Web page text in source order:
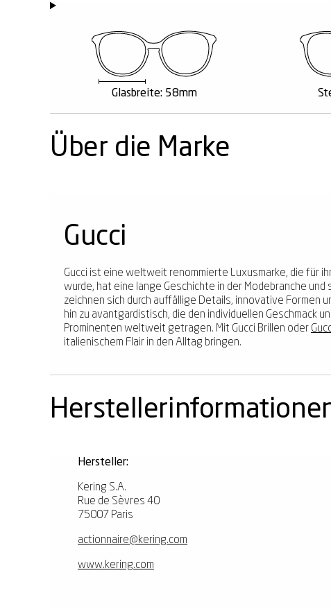
Glasbreite: 58mm
Über die Marke
Gucci
Gucci ist eine weltweit renommierte Luxusmarke, die für
wurde, hat eine lange Geschichte in der Modebranche
zeichnen sich durch auffällige Details, innovative Formen
hin zu avantgardistisch, die den individuellen Geschmack
Prominenten weltweit getragen. Mit Gucci Brillen oder
italienischem Flair in den Alltag bringen.
Hersteller:
Kering S.A.
Rue de Sèvres 40
75007 Paris
actionnaire@kering.com
www.kering.com